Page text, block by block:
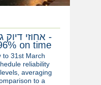
אחוזי
on time
to 31st March
reliability
averaging
to a